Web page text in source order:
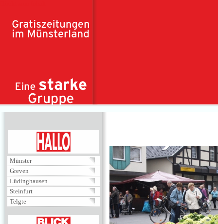
Münster
Greven
Lüdinghausen
Steinfurt
Telgte
BLICKPUNKT